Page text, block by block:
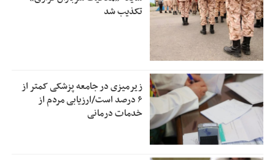
تکذیب شد
زیرمیزی در جامعه پزشکی کمتر از
۶ درصد است/ارزیابی مردم از
خدمات درمانی